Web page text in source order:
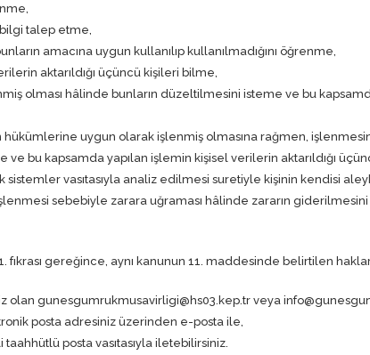
talep etme,
amacına uygun kullanılıp kullanılmadığını öğrenme,
aktarıldığı üçüncü kişileri bilme,
olması hâlinde bunların düzeltilmesini isteme ve bu
hükümlerine uygun olarak işlenmiş olmasına rağmen,
bu kapsamda yapılan işlemin kişisel verilerin aktarıldığı
vasıtasıyla analiz edilmesi suretiyle kişinin kendisi
sebebiyle zarara uğraması hâlinde zararın
fıkrası gereğince, aynı kanunun 11. maddesinde belirtilen
olan gunesgumrukmusavirligi@hs03.kep.tr veya
posta adresiniz üzerinden e-posta ile,
posta vasıtasıyla iletebilirsiniz.